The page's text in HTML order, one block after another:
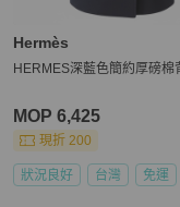
Hermès
HERMES深藍色簡約厚磅棉
MOP 6,425
現折 200
狀況良好 台灣 免運